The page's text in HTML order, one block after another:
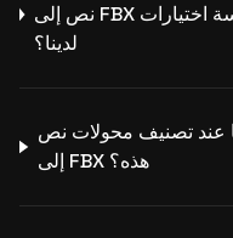
نص إلى FBX التي دخلت ضمن أفضل خمسة اختيارات
لدينا؟
عند تصنيف محولات نص
إلى FBX هذه؟